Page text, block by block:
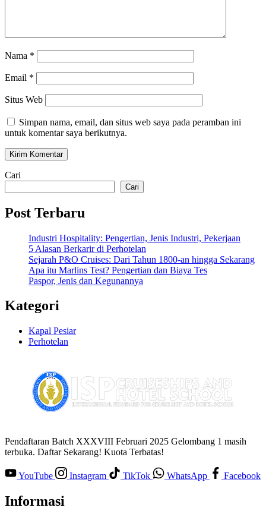
Nama *
Email *
Situs Web
Simpan nama, email, dan situs web saya pada peramban ini
untuk komentar saya berikutnya.
Cari
Cari
Post Terbaru
Industri Hospitality: Pengertian, Jenis Industri, Pekerjaan
5 Alasan Berkarir di Perhotelan
Sejarah P&O Cruises: Dari Tahun 1800-an hingga Sekarang
Apa itu Marlins Test? Pengertian dan Biaya Tes
Paspor, Jenis dan Kegunannya
Kategori
Kapal Pesiar
Perhotelan
Pendaftaran Batch XXXVIII Februari 2025 Gelombang 1 masih
terbuka. Daftar Sekarang! Kuota Terbatas!
YouTube Instagram TikTok WhatsApp Facebook
Informasi